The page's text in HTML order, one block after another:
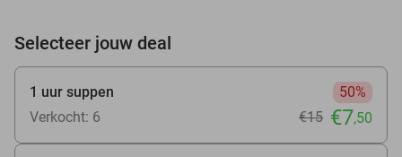
Selecteer jouw deal
1 uur suppen
50%
Verkocht: 6
€15 €7,50